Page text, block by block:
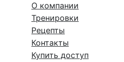
О компании
Тренировки
Рецепты
Контакты
Купить доступ